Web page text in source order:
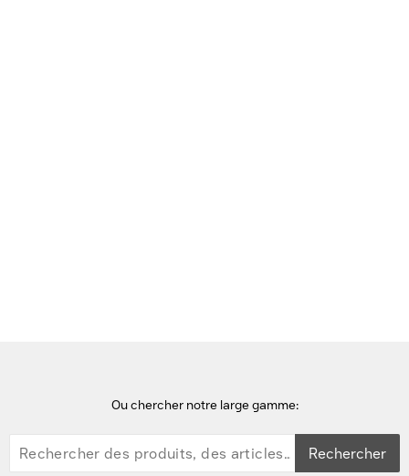
Ou chercher notre large gamme:
Rechercher